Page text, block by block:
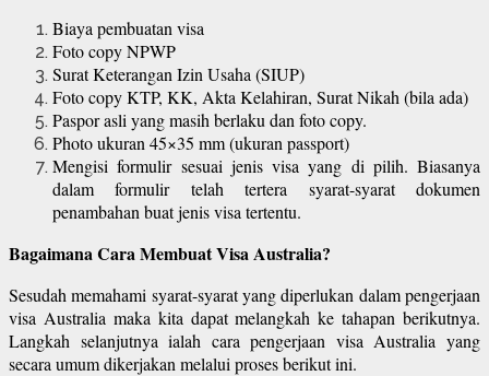
Biaya pembuatan visa
Foto copy NPWP
Surat Keterangan Izin Usaha (SIUP)
Foto copy KTP, KK, Akta Kelahiran, Surat Nikah (bila ada)
Paspor asli yang masih berlaku dan foto copy.
Photo ukuran 45×35 mm (ukuran passport)
Mengisi formulir sesuai jenis visa yang di pilih. Biasanya
dalam formulir telah tertera syarat-syarat dokumen
penambahan buat jenis visa tertentu.
Bagaimana Cara Membuat Visa Australia?
Sesudah memahami syarat-syarat yang diperlukan dalam pengerjaan
visa Australia maka kita dapat melangkah ke tahapan berikutnya.
Langkah selanjutnya ialah cara pengerjaan visa Australia yang
secara umum dikerjakan melalui proses berikut ini.